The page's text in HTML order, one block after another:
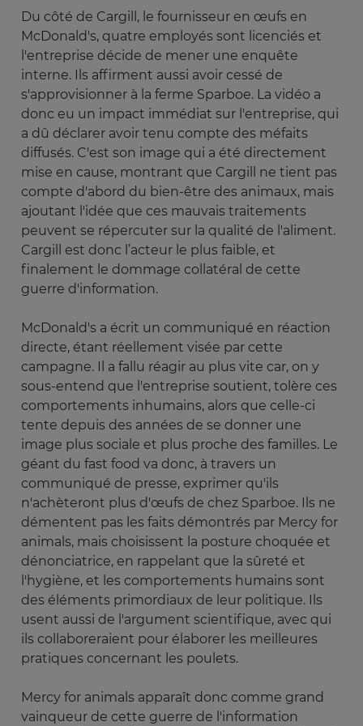
Du côté de Cargill, le fournisseur en œufs en
McDonald's, quatre employés sont licenciés et
l'entreprise décide de mener une enquête
interne. Ils affirment aussi avoir cessé de
s'approvisionner à la ferme Sparboe. La vidéo a
donc eu un impact immédiat sur l'entreprise, qui
a dû déclarer avoir tenu compte des méfaits
diffusés. C'est son image qui a été directement
mise en cause, montrant que Cargill ne tient pas
compte d'abord du bien-être des animaux, mais
ajoutant l'idée que ces mauvais traitements
peuvent se répercuter sur la qualité de l'aliment.
Cargill est donc l’acteur le plus faible, et
finalement le dommage collatéral de cette
guerre d'information.
McDonald's a écrit un communiqué en réaction
directe, étant réellement visée par cette
campagne. Il a fallu réagir au plus vite car, on y
sous-entend que l'entreprise soutient, tolère ces
comportements inhumains, alors que celle-ci
tente depuis des années de se donner une
image plus sociale et plus proche des familles. Le
géant du fast food va donc, à travers un
communiqué de presse, exprimer qu'ils
n'achèteront plus d'œufs de chez Sparboe. Ils ne
démentent pas les faits démontrés par Mercy for
animals, mais choisissent la posture choquée et
dénonciatrice, en rappelant que la sûreté et
l'hygiène, et les comportements humains sont
des éléments primordiaux de leur politique. Ils
usent aussi de l'argument scientifique, avec qui
ils collaboreraient pour élaborer les meilleures
pratiques concernant les poulets.
Mercy for animals apparaît donc comme grand
vainqueur de cette guerre de l'information